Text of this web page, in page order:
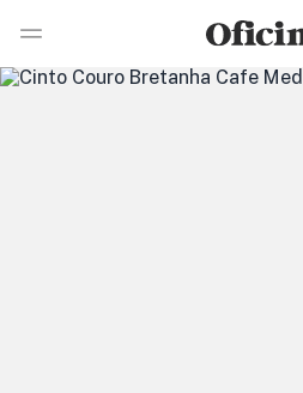
Ir para pagina de pesquisa